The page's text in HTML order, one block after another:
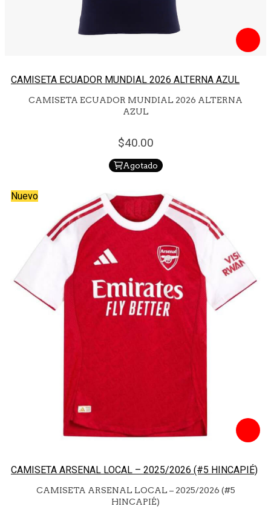
CAMISETA ECUADOR MUNDIAL 2026 ALTERNA AZUL
CAMISETA ECUADOR MUNDIAL 2026 ALTERNA
AZUL
40.00
Agotado
Nuevo
CAMISETA ARSENAL LOCAL – 2025/2026 (#5 HINCAPIÉ)
CAMISETA ARSENAL LOCAL – 2025/2026 (#5
HINCAPIÉ)